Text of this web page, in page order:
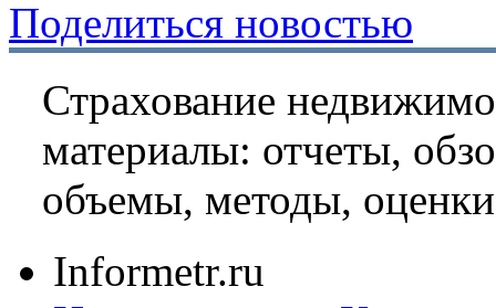
Поделиться новостью
Страхование
материалы: отчеты,
объемы, методы,
Informetr.ru